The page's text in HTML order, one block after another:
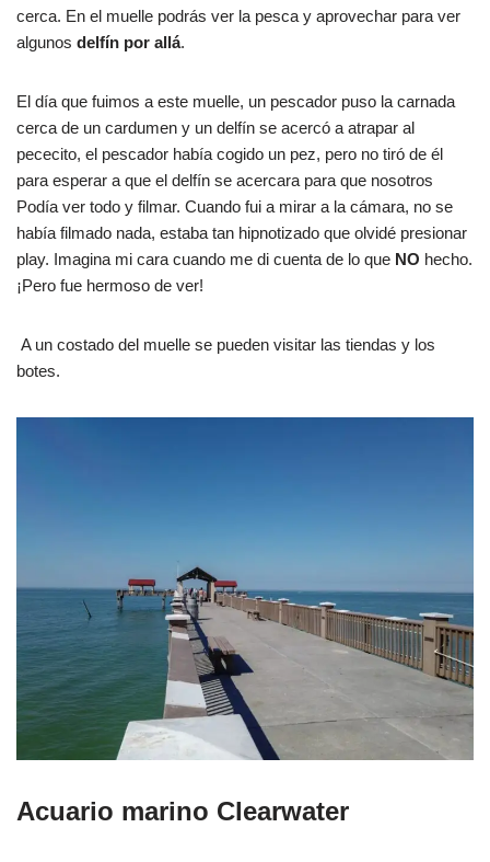
cerca. En el muelle podrás ver la pesca y aprovechar para ver
algunos delfín por allá.
El día que fuimos a este muelle, un pescador puso la carnada
cerca de un cardumen y un delfín se acercó a atrapar al
pececito, el pescador había cogido un pez, pero no tiró de él
para esperar a que el delfín se acercara para que nosotros
Podía ver todo y filmar. Cuando fui a mirar a la cámara, no se
había filmado nada, estaba tan hipnotizado que olvidé presionar
play. Imagina mi cara cuando me di cuenta de lo que NO hecho.
¡Pero fue hermoso de ver!
A un costado del muelle se pueden visitar las tiendas y los
botes.
Acuario marino Clearwater